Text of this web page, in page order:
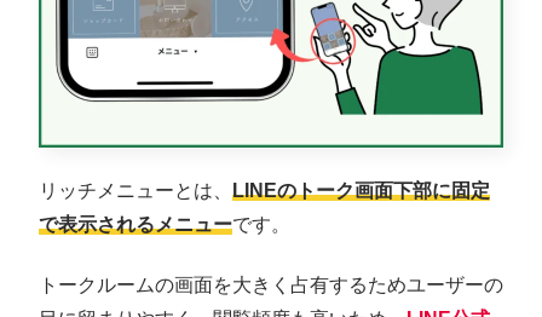
リッチメニューとは、 LINEのトーク画面下部に固定
で表示されるメニューです。
トークルームの画面を大きく占有するためユーザーの